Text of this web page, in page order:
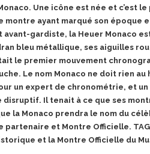
Une icône est née et c’est
montre ayant marqué son époque
gardiste, la Heuer Monaco
bleu métallique, ses aiguilles
le premier mouvement
Le nom Monaco ne doit rien
un expert de chronométrie, et
Il tenait à ce que ses
la Monaco prendra le nom du
partenaire et Montre Officielle.
et la Montre Officielle du